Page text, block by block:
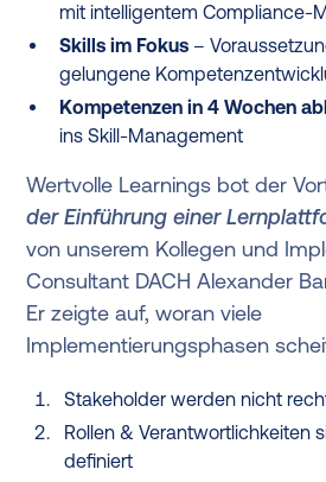
mit intelligentem Compliance-
Skills im Fokus –
gelungene
Kompetenzen in 4 Wochen
ins Skill-Management
Wertvolle Learnings bot der
der Einführung einer
von unserem Kollegen und
Consultant DACH Alexander
Er zeigte auf, woran viele
Implementierungsphasen
Stakeholder werden nicht
Rollen & Verantwortlichkeiten
definiert